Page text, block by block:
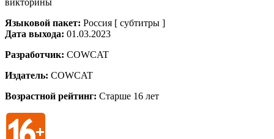
Языковой пакет: Россия [ субтитры ]
Дата выхода: 01.03.2023
Разработчик: COWCAT
Издатель: COWCAT
Возрастной рейтинг: Старше 16 лет